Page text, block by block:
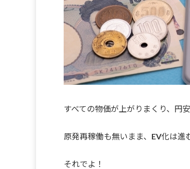
すべての物価が上がりまくり、円
原発再稼働も無いまま、EV化は
それでよ！